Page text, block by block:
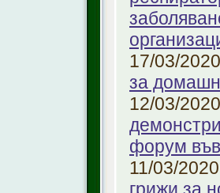
17/03/
за
12/03/
форум
11/03/